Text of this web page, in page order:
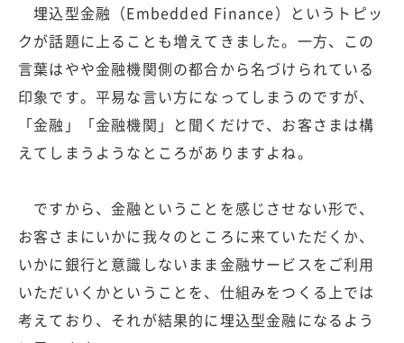
埋込型金融（Embedded Finance）というトピッ
クが話題に上ることも増えてきました。一方、この
言葉はやや金融機関側の都合から名づけられている
印象です。平易な言い方になってしまうのですが、
「金融」「金融機関」と聞くだけで、お客さまは構
えてしまうようなところがありますよね。
ですから、金融ということを感じさせない形で、
お客さまにいかに我々のところに来ていただくか、
いかに銀行と意識しないまま金融サービスをご利用
いただいくかということを、仕組みをつくる上では
考えており、それが結果的に埋込型金融になるよう